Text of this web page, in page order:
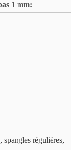
1 mm:
spangles régulières,